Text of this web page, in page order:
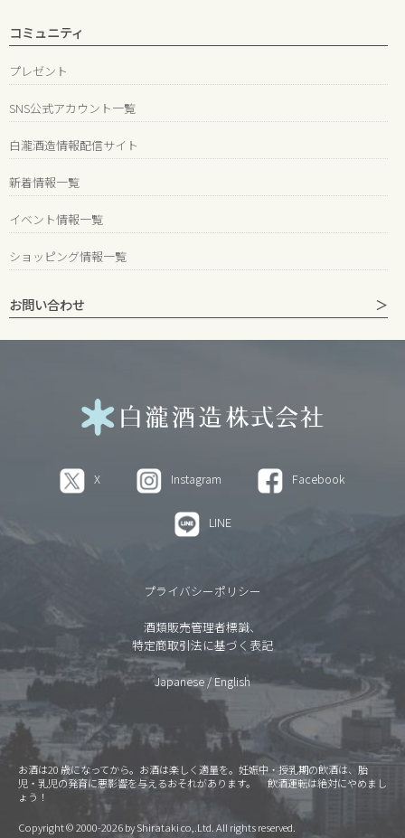
コミュニティ
プレゼント
SNS公式アカウント一覧
白瀧酒造情報配信サイト
新着情報一覧
イベント情報一覧
ショッピング情報一覧
お問い合わせ
X Instagram Facebook
LINE
プライバシーポリシー
酒類販売管理者標識、
特定商取引法に基づく表記
Japanese /English
お酒は20 歳になってから。お酒は楽しく適量を。妊娠中・授乳期の飲酒は、胎
児・乳児の発育に悪影響を与えるおそれがあります。 飲酒運転は絶対にやめまし
ょう！
Copyright © 2000-2026 by Shirataki co,.Ltd. All rights reserved.